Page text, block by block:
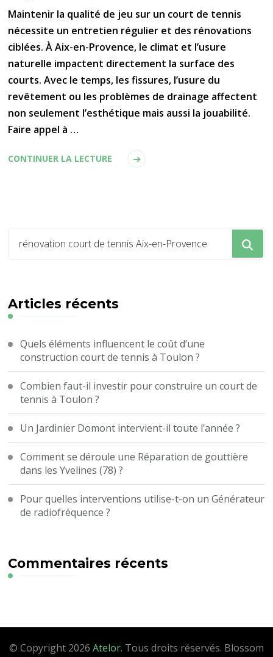
Maintenir la qualité de jeu sur un court de tennis
nécessite un entretien régulier et des rénovations
ciblées. À Aix-en-Provence, le climat et l’usure
naturelle impactent directement la surface des
courts. Avec le temps, les fissures, l’usure du
revêtement ou les problèmes de drainage affectent
non seulement l’esthétique mais aussi la jouabilité.
Faire appel à …
CONTINUER LA LECTURE
recherchiez
?
Articles récents
Quels éléments influencent le coût d’une
construction court de tennis à Toulon ?
Combien faut-il investir pour construire un court de
tennis à Toulon ?
Un Jardinier Domont intervient-il toute l’année ?
Comment se déroule une Réparation de gouttière
dans les Yvelines (78) ?
Pour quelles interventions utilise-t-on un Générateur
de radiofréquence ?
Commentaires récents
© Copyright 2026 Atelor. Tous droits réservés. Blossom